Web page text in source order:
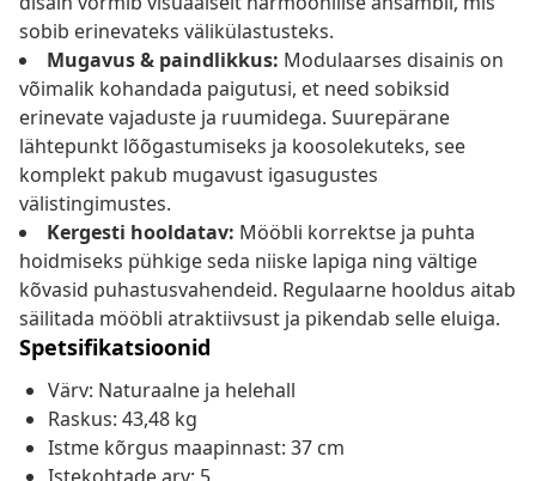
sobib erinevateks välikülastusteks.
Mugavus & paindlikkus: Modulaarses disainis on
võimalik kohandada paigutusi, et need sobiksid
erinevate vajaduste ja ruumidega. Suurepärane
lähtepunkt lõõgastumiseks ja koosolekuteks, see
komplekt pakub mugavust igasugustes
välistingimustes.
Kergesti hooldatav: Mööbli korrektse ja puhta
hoidmiseks pühkige seda niiske lapiga ning vältige
kõvasid puhastusvahendeid. Regulaarne hooldus aitab
säilitada mööbli atraktiivsust ja pikendab selle eluiga.
Spetsifikatsioonid
Värv: Naturaalne ja helehall
Raskus: 43,48 kg
Istme kõrgus maapinnast: 37 cm